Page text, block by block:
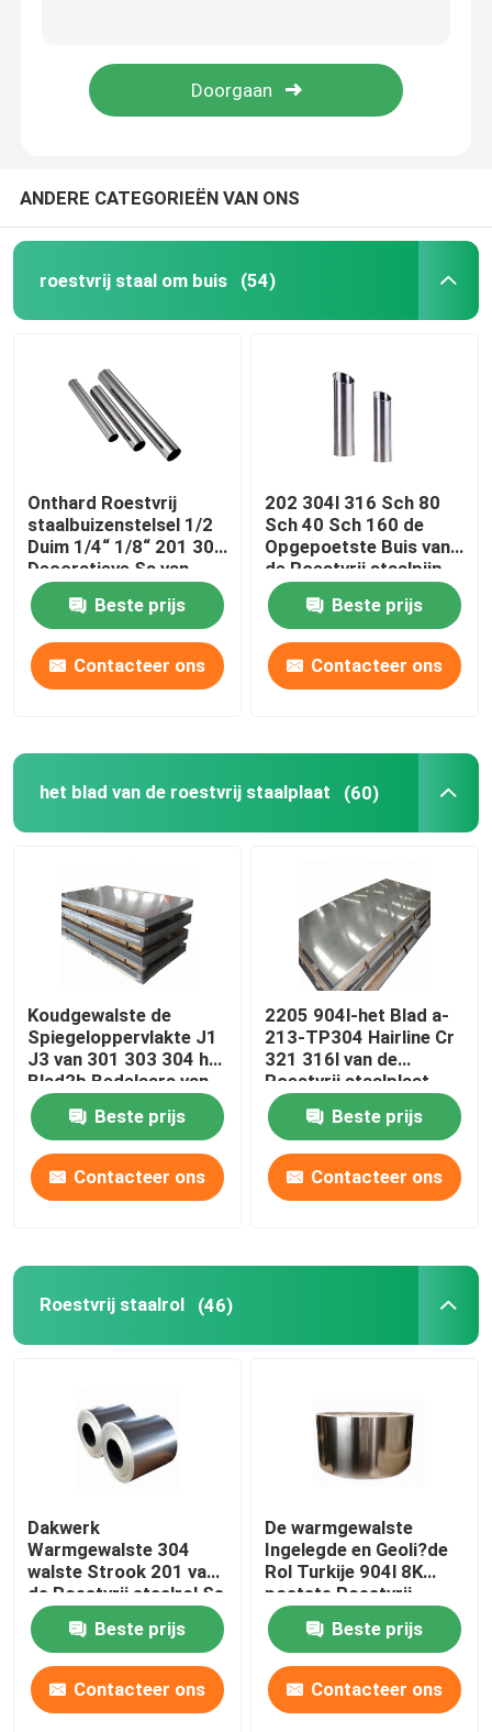
Naadloze Roestvrij staalpijp
De Staaf van de roestvrij staalbar
De Buizen van het legeringsstaal
De rol van het legeringsstaal
Gegalvaniseerde Staalrol
Gegalvaniseerde Staalplaat
PPGI-Staalrol
Koolstofstaalrol
ANDERE CATEGORIEËN VAN ONS
roestvrij staal om buis (54)
Onthard Roestvrij
staalbuizenstelsel 1/2
Duim 1/4“ 1/8“ 201 304
Decoratieve Ss van
304L Pijpronde
Beste prijs
Contacteer ons
202 304l 316 Sch 80
Sch 40 Sch 160 de
Opgepoetste Buis van
de Roestvrij staalpijp
Beste prijs
Contacteer ons
het blad van de roestvrij staalplaat (60)
Koudgewalste de
Spiegeloppervlakte J1
J3 van 301 303 304 het
Blad2b Bedelaars van
de Roestvrij staalplaat
Beste prijs
Contacteer ons
2205 904l-het Blad a-
213-TP304 Hairline Cr
321 316l van de
Roestvrij staalplaat
Beste prijs
Contacteer ons
Roestvrij staalrol (46)
Dakwerk
Warmgewalste 304
walste Strook 201 van
de Roestvrij staalrol Ss
304 van 316l koud 202
Rol
Beste prijs
Contacteer ons
De warmgewalste
Ingelegde en Geoli?de
Rol Turkije 904l 8K
poetste Roestvrij
staalrol 430 Ss Rol 202
op
Beste prijs
Contacteer ons